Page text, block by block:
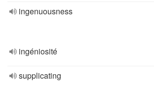
ingenuousness
ingéniosité
supplicating